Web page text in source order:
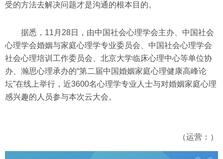
受的方法去解决问题才是沟通的根本目的。
据悉，11月28日，由中国社会心理学会主办、中国社会
心理学会婚姻与家庭心理学专业委员会、中国社会心理学会
社会心理培训工作委员会、北京大学临床心理中心等单位协
办、瀚思心理承办的“第二届中国婚姻家庭心理健康高峰论
坛”在线上举行，近3600名心理学专业人士与对婚姻家庭心理
感兴趣的人员参与本次云大会。
（运营：）